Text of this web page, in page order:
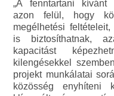
„A fenntartani kívánt
azon felül, hogy
megélhetési
is biztosíthatnak,
kapacitást
kilengésekkel
projekt munkálatai
közösség